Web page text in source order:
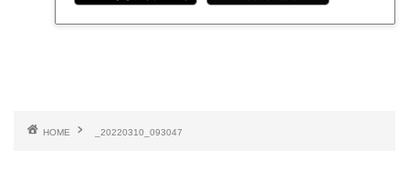
HOME _20220310_093047